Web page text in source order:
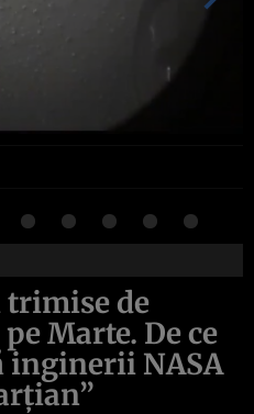
de
Marte. De ce
inginerii NASA